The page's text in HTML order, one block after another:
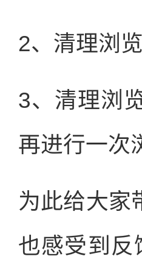
2、清理浏
3、清理浏
再进行一次
为此给大家
也感受到反